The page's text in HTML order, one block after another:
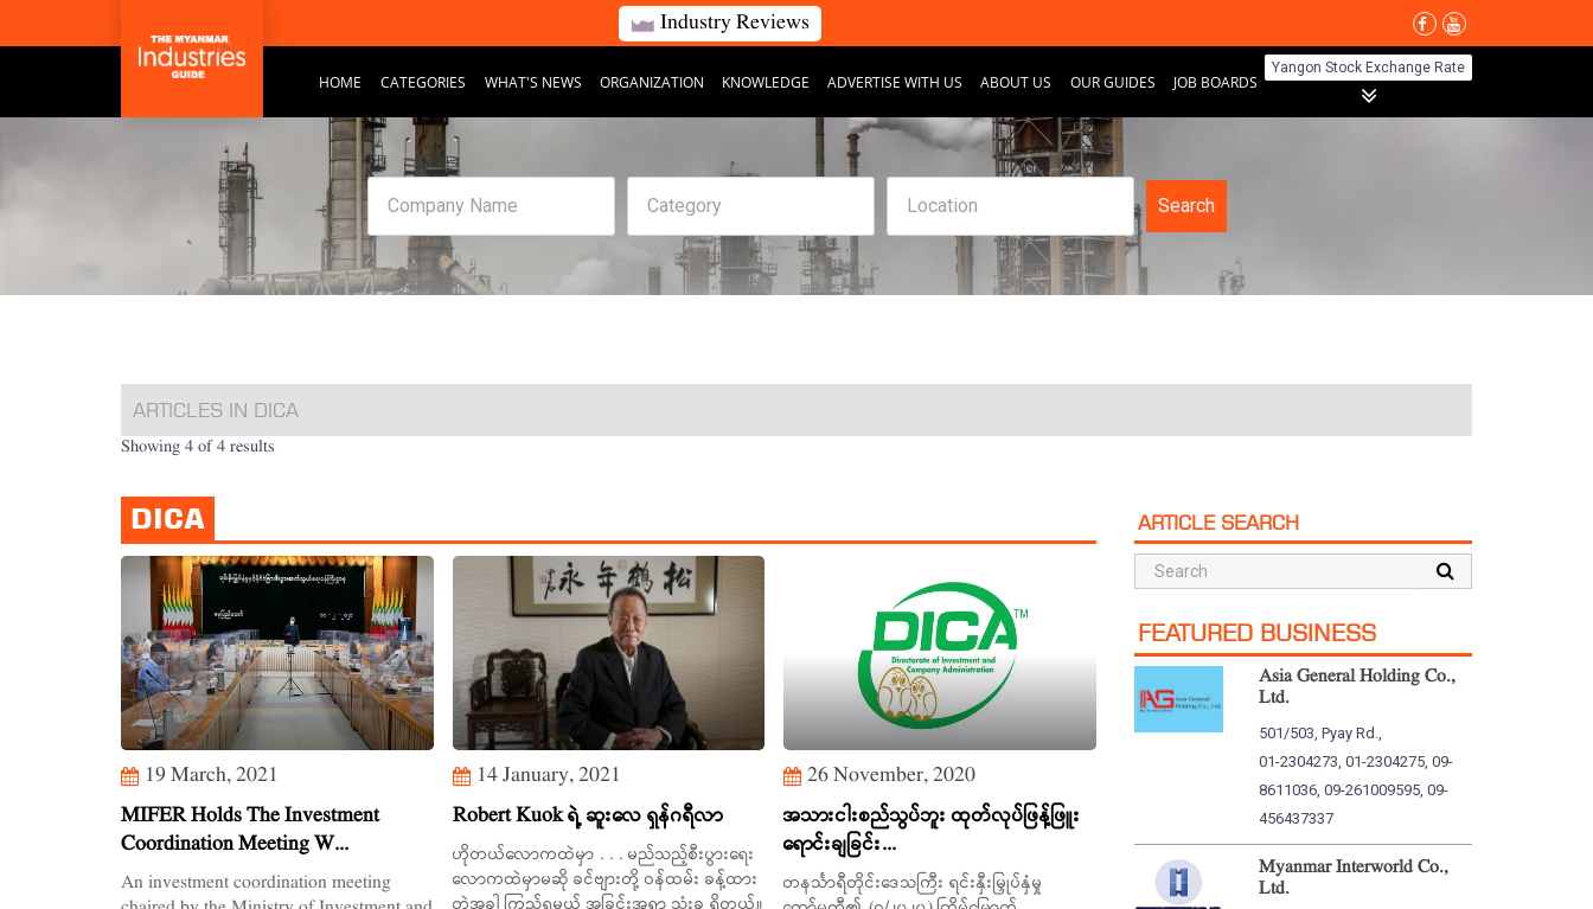
Industry Reviews
HOME CATEGORIES WHAT'S NEWS ORGANIZATION KNOWLEDGE ADVERTISE WITH US ABOUT US OUR GUIDES JOB BOARDS
Yangon Stock Exchange Rate
Search
ARTICLES IN DICA
Showing 4 of 4 results
DICA
19 March, 2021
MIFER Holds The Investment
Coordination Meeting W...
An investment coordination meeting
14 January, 2021
Robert Kuok ရဲ့ ဆူးလေ ရှန်ဂရီလာ
ဟိုတယ်လောကထဲမှာ . . . မည်သည့်စီးပွားရေး
လောကထဲမှာမဆို ခင်ဗျားတို့ ဝန်ထမ်း ခန့်ထား
တဲ့အခါ ကြည့်ရမယ့် အခြင်းအရာ သုံးခု ရှိတယ်။
26 November, 2020
အသားငါးစည်သွပ်ဘူး ထုတ်လုပ်ဖြန့်ဖြူး
ရောင်းချခြင်း...
တနင်္သာရီတိုင်းဒေသကြီး ရင်းနှီးမြှုပ်နှံမှု
ARTICLE SEARCH
FEATURED BUSINESS
Asia General Holding Co.,
Ltd.
501/503, Pyay Rd.,
01-2304273, 01-2304275, 09-
8611036, 09-261009595, 09-
456437337
Myanmar Interworld Co.,
Ltd.